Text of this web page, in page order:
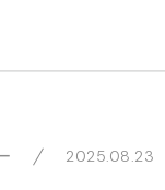
2025.08.23